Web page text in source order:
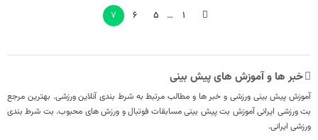
1
…
5
6
7
خبر ها و آموزش های پیش بینی
آموزش پیش بینی ورزشی و خبر ها و مطالب مرتبط به شرط بندی آنلاین ورزشی. بهترین مرجع
بت ورزشی ایرانی آموزش بت پیش بینی مسابقات فوتبال و ورزش های محبوب. بت شرط بندی
ورزشی ایرانی.